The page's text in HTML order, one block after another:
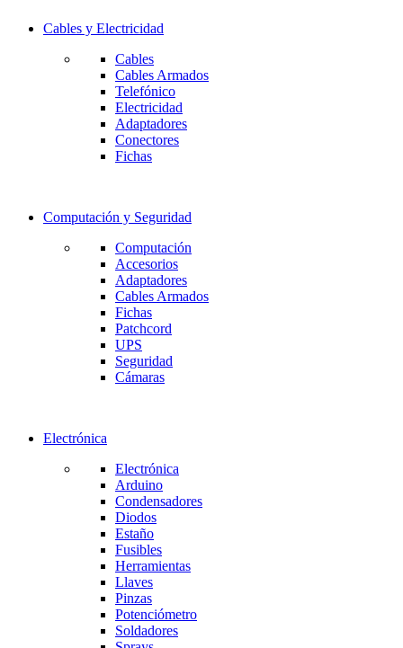
Cables y Electricidad
Cables
Cables Armados
Telefónico
Electricidad
Adaptadores
Conectores
Fichas
Computación y Seguridad
Computación
Accesorios
Adaptadores
Cables Armados
Fichas
Patchcord
UPS
Seguridad
Cámaras
Electrónica
Electrónica
Arduino
Condensadores
Diodos
Estaño
Fusibles
Herramientas
Llaves
Pinzas
Potenciómetro
Soldadores